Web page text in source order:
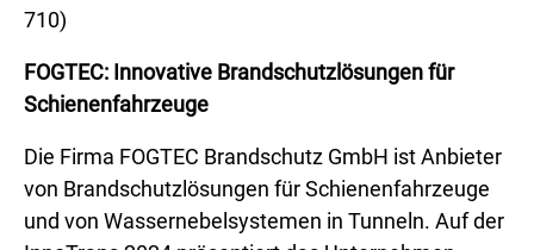
710)
FOGTEC: Innovative Brandschutzlösungen für
Schienenfahrzeuge
Die Firma FOGTEC Brandschutz GmbH ist Anbieter
von Brandschutzlösungen für Schienenfahrzeuge
und von Wassernebelsystemen in Tunneln. Auf der